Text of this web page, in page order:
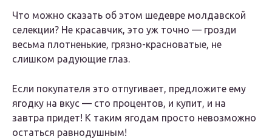
Что можно сказать об этом шедевре молдавской
селекции? Не красавчик, это уж точно — грозди
весьма плотненькие, грязно-красноватые, не
слишком радующие глаз.
Если покупателя это отпугивает, предложите ему
ягодку на вкус — сто процентов, и купит, и на
завтра придет! К таким ягодам просто невозможно
остаться равнодушным!